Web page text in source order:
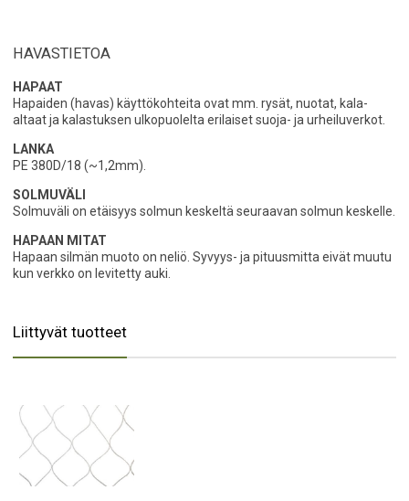
HAVASTIETOA
HAPAAT
Hapaiden (havas) käyttökohteita ovat mm. rysät, nuotat, kala-
altaat ja kalastuksen ulkopuolelta erilaiset suoja- ja urheiluverkot.
LANKA
PE 380D/18 (~1,2mm).
SOLMUVÄLI
Solmuväli on etäisyys solmun keskeltä seuraavan solmun keskelle.
HAPAAN MITAT
Hapaan silmän muoto on neliö. Syvyys- ja pituusmitta eivät muutu
kun verkko on levitetty auki.
Liittyvät tuotteet